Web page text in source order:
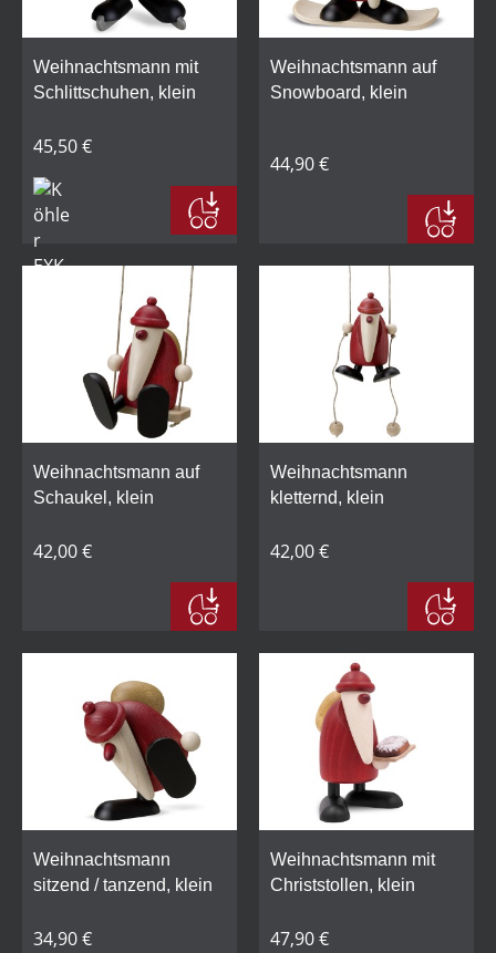
Weihnachtsmann mit
Schlittschuhen, klein
45,50 €
Weihnachtsmann auf
Snowboard, klein
44,90 €
Weihnachtsmann auf
Schaukel, klein
42,00 €
Weihnachtsmann
kletternd, klein
42,00 €
Weihnachtsmann
sitzend / tanzend, klein
34,90 €
Weihnachtsmann mit
Christstollen, klein
47,90 €